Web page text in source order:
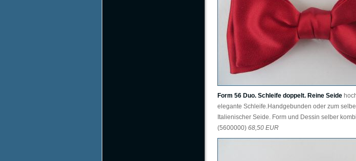
Form 56 Duo. Schleife doppelt. Reine Seide
elegante Schleife.Handgebunden oder zum
Italienischer Seide. Form und Dessin selber
(5600000) 68,50 EUR